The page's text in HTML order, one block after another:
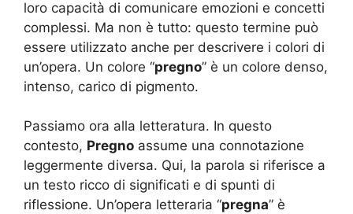
loro capacità di comunicare emozioni e concetti
complessi. Ma non è tutto: questo termine può
essere utilizzato anche per descrivere i colori di
un’opera. Un colore “pregno” è un colore denso,
intenso, carico di pigmento.
Passiamo ora alla letteratura. In questo
contesto, Pregno assume una connotazione
leggermente diversa. Qui, la parola si riferisce a
un testo ricco di significati e di spunti di
riflessione. Un’opera letteraria “pregna” è